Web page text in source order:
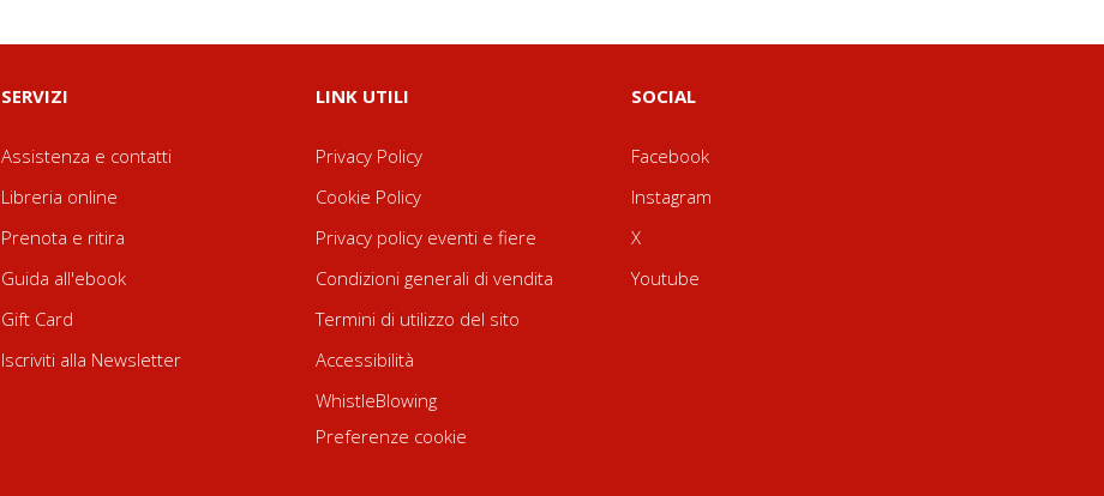
SERVIZI
Assistenza e contatti
Libreria online
Prenota e ritira
Guida all'ebook
Gift Card
Iscriviti alla Newsletter
LINK UTILI
Privacy Policy
Cookie Policy
Privacy policy eventi e fiere
Condizioni generali di vendita
Termini di utilizzo del sito
Accessibilità
WhistleBlowing
Preferenze cookie
SOCIAL
Facebook
Instagram
X
Youtube